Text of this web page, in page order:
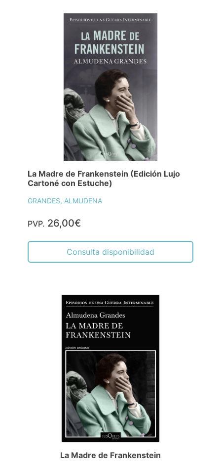
La Madre de Frankenstein (Edición Lujo
Cartoné con Estuche)
GRANDES, ALMUDENA
PVP. 26,00€
Consulta disponibilidad
La Madre de Frankenstein